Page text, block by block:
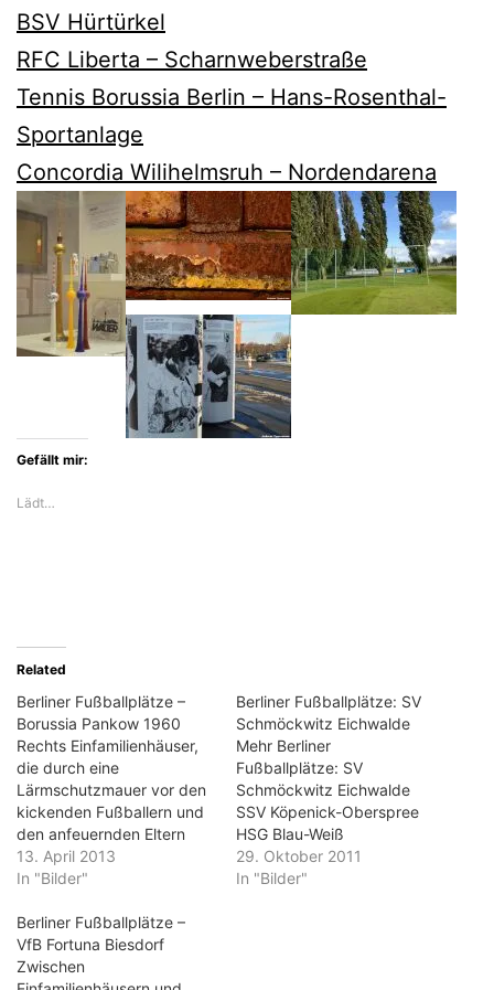
BSV Hürtürkel
RFC Liberta – Scharnweberstraße
Tennis Borussia Berlin – Hans-Rosenthal-
Sportanlage
Concordia Wilihelmsruh – Nordendarena
Gefällt mir:
Lädt…
Related
Berliner Fußballplätze –
Borussia Pankow 1960
Rechts Einfamilienhäuser,
die durch eine
Lärmschutzmauer vor den
kickenden Fußballern und
den anfeuernden Eltern
geschützt sind. An der
Stirnseite der Übergang
anderen das alte
Vereinsheim und daneben
der Neubau mit den
13. April 2013
In "Bilder"
Berliner Fußballplätze: SV
Schmöckwitz Eichwalde
Mehr Berliner
Fußballplätze: SV
Schmöckwitz Eichwalde
SSV Köpenick-Oberspree
HSG Blau-Weiß
Hohenschönhausen VfB
Einheit Pankow Poelchau
29. Oktober 2011
In "Bilder"
Berliner Fußballplätze –
VfB Fortuna Biesdorf
Zwischen